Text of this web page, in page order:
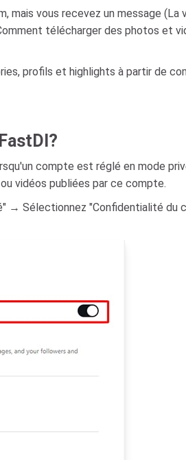
mais vous recevez un message (La
télécharger des photos et
profils et highlights à partir de
compte est réglé en mode
vidéos publiées par ce compte.
→ Sélectionnez "Confidentialité du